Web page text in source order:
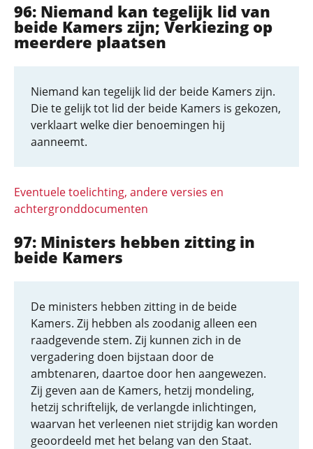
96: Niemand kan tegelijk lid van
beide Kamers zijn; Verkiezing op
meerdere plaatsen
Niemand kan tegelijk lid der beide Kamers zijn.
Die te gelijk tot lid der beide Kamers is gekozen,
verklaart welke dier benoemingen hij
aanneemt.
Eventuele toelichting, andere versies en
achtergronddocumenten
97: Ministers hebben zitting in
beide Kamers
De ministers hebben zitting in de beide
Kamers. Zij hebben als zoodanig alleen een
raadgevende stem. Zij kunnen zich in de
vergadering doen bijstaan door de
ambtenaren, daartoe door hen aangewezen.
Zij geven aan de Kamers, hetzij mondeling,
hetzij schriftelijk, de verlangde inlichtingen,
waarvan het verleenen niet strijdig kan worden
geoordeeld met het belang van den Staat.